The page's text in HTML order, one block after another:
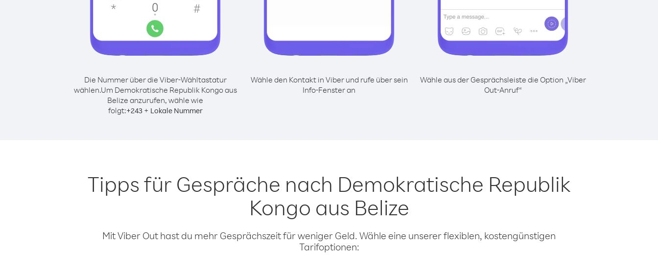
Die Nummer über die Viber-Wähltastatur
wählen.Um Demokratische Republik Kongo aus
Belize anzurufen, wähle wie
folgt:+243+ Lokale Nummer
Wähle den Kontakt in Viber und rufe über sein
Info-Fenster an
Wähle aus der Gesprächsleiste die Option „Viber
Out-Anruf“
Tipps für Gespräche nach Demokratische Republik
Kongo aus Belize
Mit Viber Out hast du mehr Gesprächszeit für weniger Geld. Wähle eine unserer flexiblen, kostengünstigen
Tarifoptionen: